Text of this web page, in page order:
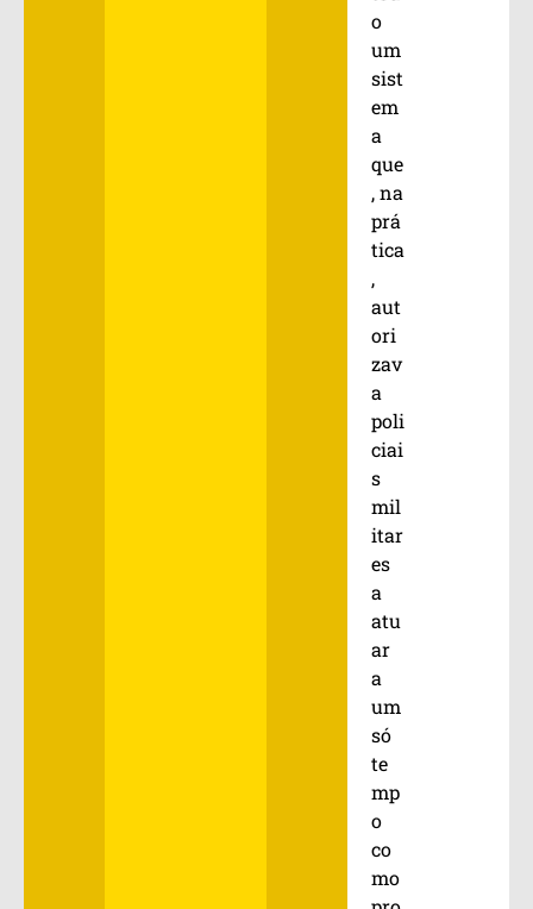
o
um
sist
em
a
que
, na
prá
tica
,
aut
ori
zav
a
poli
ciai
s
mil
itar
es
a
atu
ar
a
um
só
te
mp
o
co
mo